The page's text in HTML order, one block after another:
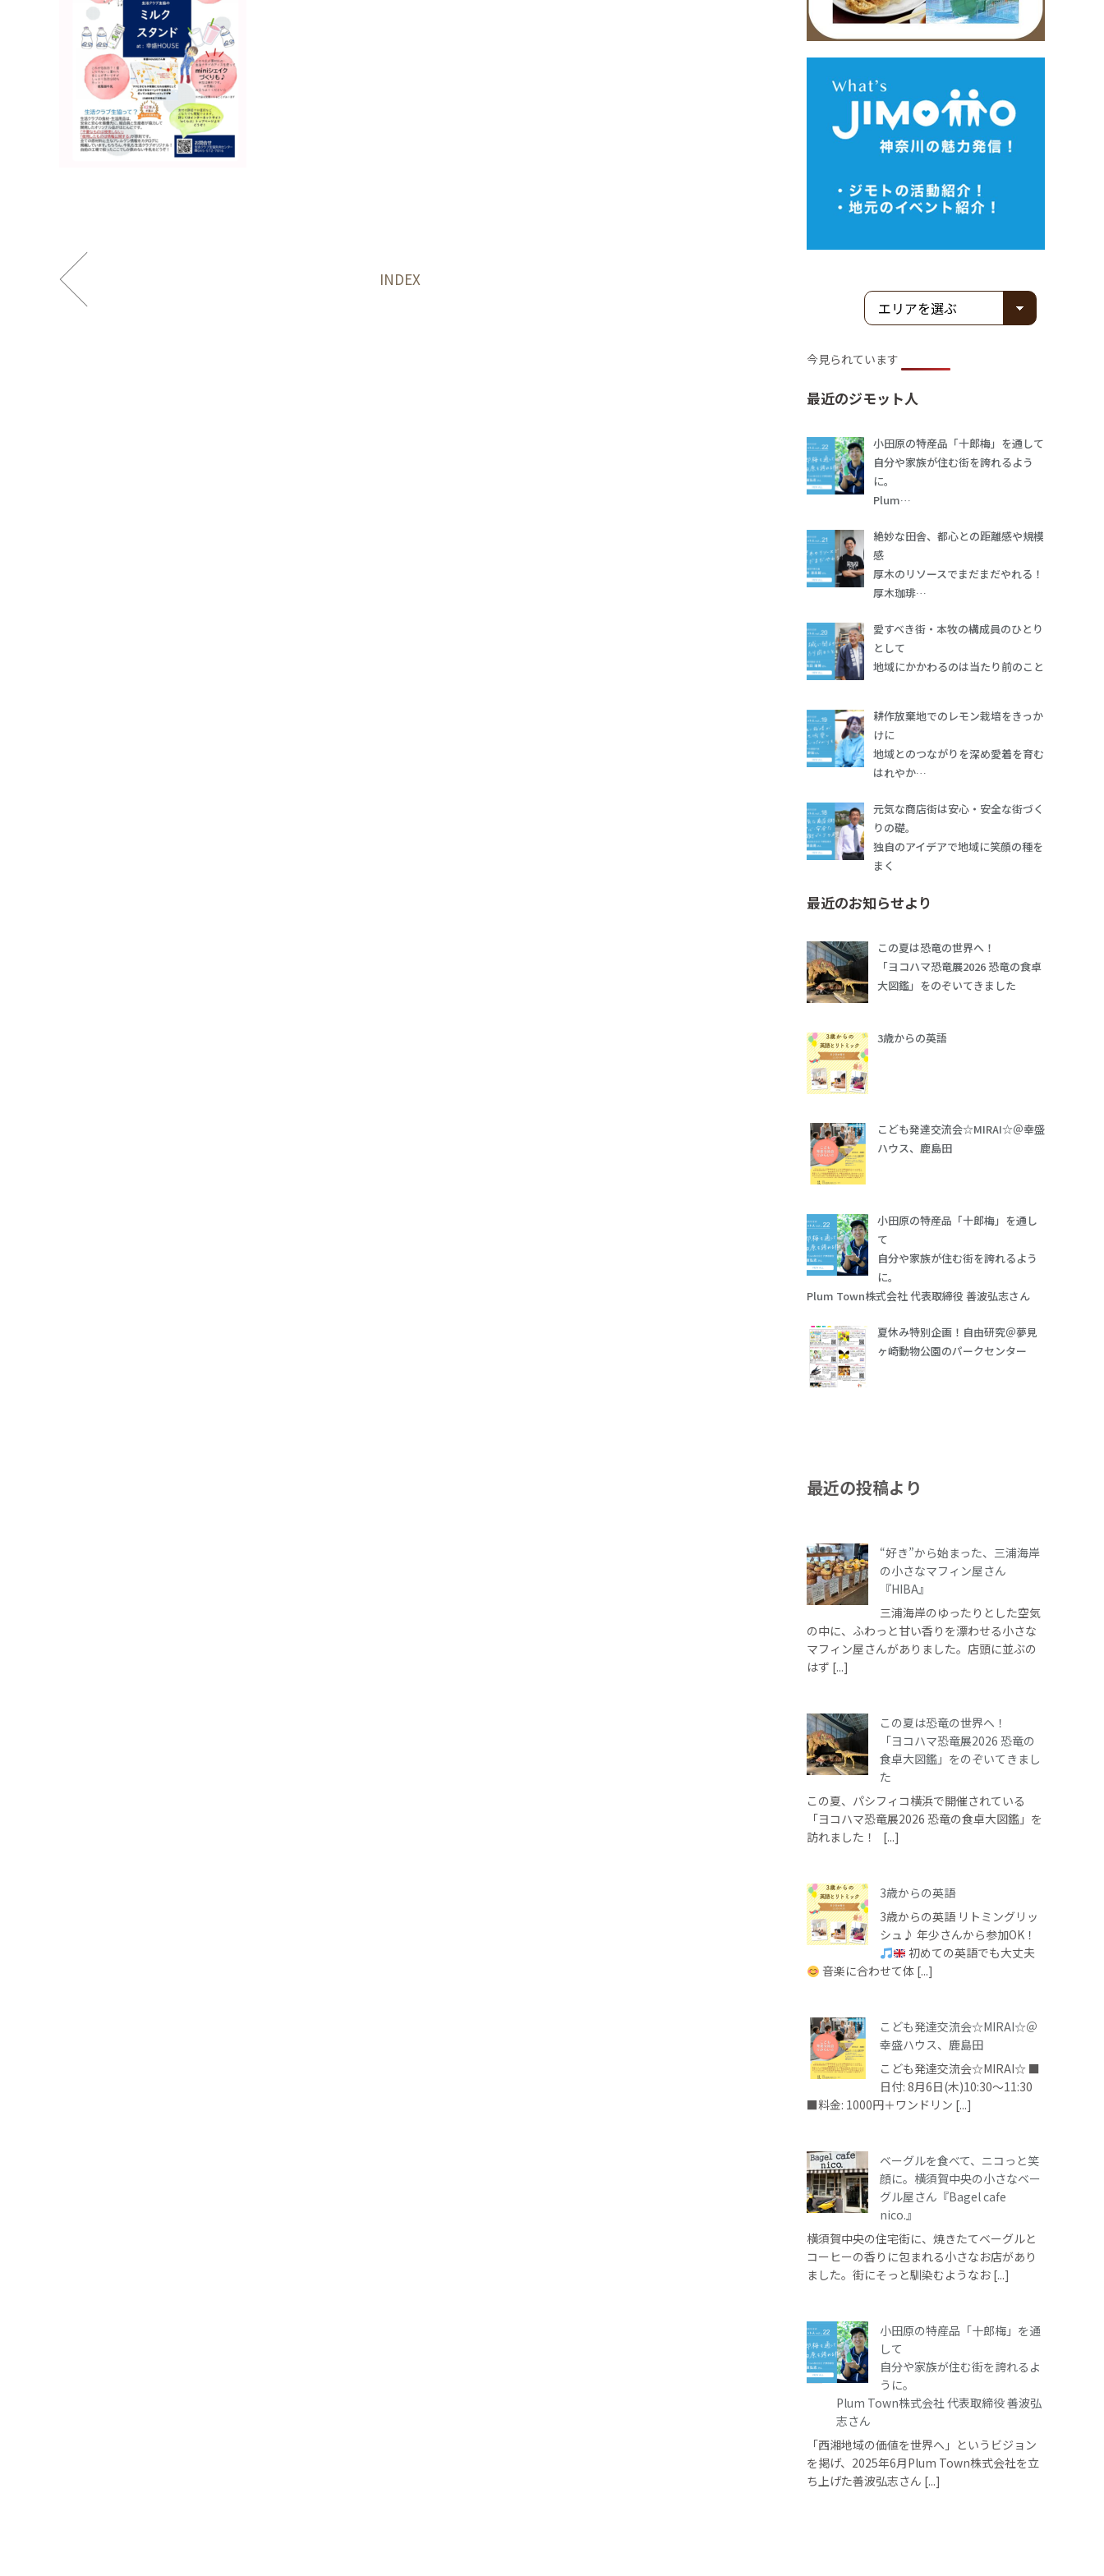
INDEX
今見られています
最近のジモット人
小田原の特産品「十郎梅」を通して
自分や家族が住む街を誇れるよう
に。
Plum…
絶妙な田舎、都心との距離感や規模
感
厚木のリソースでまだまだやれる！
厚木珈琲…
愛すべき街・本牧の構成員のひとり
として
地域にかかわるのは当たり前のこと
耕作放棄地でのレモン栽培をきっか
けに
地域とのつながりを深め愛着を育む
はれやか…
元気な商店街は安心・安全な街づく
りの礎。
独自のアイデアで地域に笑顔の種を
まく
最近のお知らせより
この夏は恐竜の世界へ！
「ヨコハマ恐竜展2026 恐竜の食卓
大図鑑」をのぞいてきました
3歳からの英語
こども発達交流会☆MIRAI☆＠幸盛
ハウス、鹿島田
小田原の特産品「十郎梅」を通し
て
自分や家族が住む街を誇れるよう
に。
Plum Town株式会社 代表取締役 善波弘志さん
夏休み特別企画！自由研究＠夢見
ヶ崎動物公園のパークセンター
最近の投稿より
“好き”から始まった、三浦海岸
の小さなマフィン屋さん
『HIBA』
三浦海岸のゆったりとした空気
の中に、ふわっと甘い香りを漂わせる小さな
マフィン屋さんがありました。店頭に並ぶの
はず [...]
この夏は恐竜の世界へ！
「ヨコハマ恐竜展2026 恐竜の
食卓大図鑑」をのぞいてきまし
た
この夏、パシフィコ横浜で開催されている
「ヨコハマ恐竜展2026 恐竜の食卓大図鑑」を
訪れました！ [...]
3歳からの英語
3歳からの英語 リトミングリッ
シュ♪ 年少さんから参加OK！
初めての英語でも大丈夫
音楽に合わせて体 [...]
こども発達交流会☆MIRAI☆＠
幸盛ハウス、鹿島田
こども発達交流会☆MIRAI☆ ■
日付: 8月6日(木)10:30～11:30
■料金: 1000円＋ワンドリン [...]
ベーグルを食べて、ニコっと笑
顔に。横須賀中央の小さなベー
グル屋さん『Bagel cafe
nico.』
横須賀中央の住宅街に、焼きたてベーグルと
コーヒーの香りに包まれる小さなお店があり
ました。街にそっと馴染むようなお [...]
小田原の特産品「十郎梅」を通
して
自分や家族が住む街を誇れるよ
うに。
Plum Town株式会社 代表取締役 善波弘
志さん
「西湘地域の価値を世界へ」というビジョン
を掲げ、2025年6月Plum Town株式会社を立
ち上げた善波弘志さん [...]